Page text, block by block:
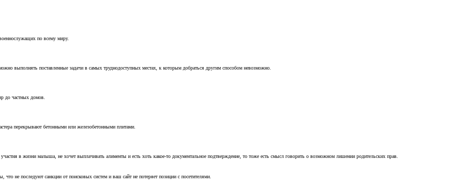
по всему миру.
выполнять поставленные задачи в самых труднодоступных местах, к которым добраться другим способом невозможно.
до частных домов.
перекрывают бетонными или железобетонными плитами.
в жизни малыша, не хочет выплачивать алименты и есть хоть какое-то документальное подтверждение, то тоже есть смысл говорить о возможном лишении родительских прав.
не последуют санкции от поисковых систем и ваш сайт не потеряет позиции с посетителями.